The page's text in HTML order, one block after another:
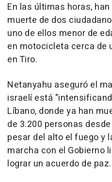
En las últimas horas,
muerte de dos
uno de ellos menor de
en motocicleta cerca de
en Tiro.
Netanyahu aseguró el
israelí está
Líbano, donde ya han
de 3.200 personas
pesar del alto el fuego y
marcha con el Gobierno
lograr un acuerdo de paz.